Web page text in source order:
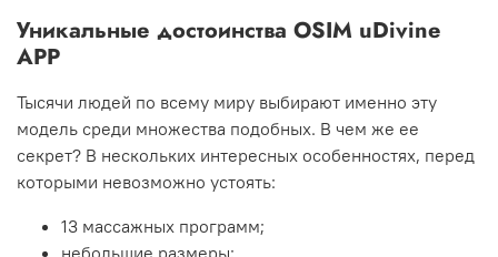
Уникальные достоинства OSIM uDivine
APP
Тысячи людей по всему миру выбирают именно эту
модель среди множества подобных. В чем же ее
секрет? В нескольких интересных особенностях, перед
которыми невозможно устоять:
13 массажных программ;